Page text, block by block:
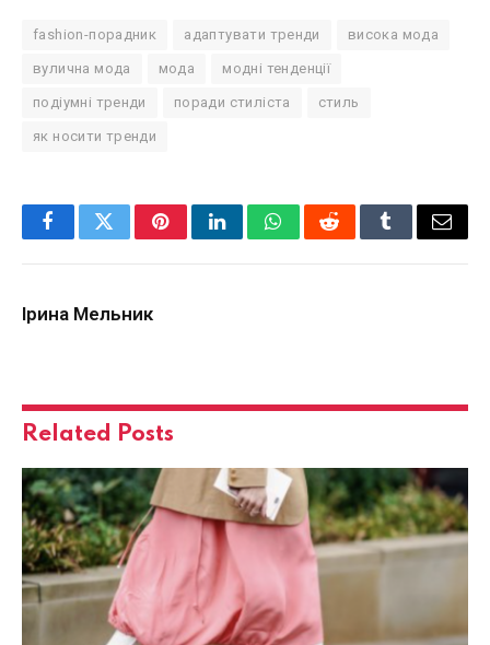
fashion-порадник адаптувати тренди висока мода
вулична мода мода модні тенденції
подіумні тренди поради стиліста стиль
як носити тренди
FacebookTwitterPinterestLinkedInWhatsAppRedditTumblrEmail
Ірина Мельник
Related Posts